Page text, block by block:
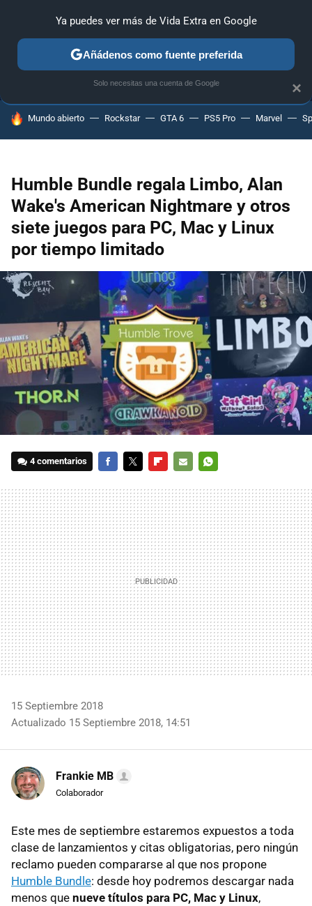
MENÚ NUEVO
GUÍAS Y TRUCOS PC SONY
HOY SE HABLA DE
Mundo abierto Rockstar GTA 6 PS5 Pro Marvel
Humble Bundle regala Limbo, Alan
Wake's American Nightmare y otros
siete juegos para PC, Mac y Linux
por tiempo limitado
4 comentarios
MAIL
15 Septiembre 2018
Actualizado 15 Septiembre 2018, 14:51
Frankie MB
Colaborador
Este mes de septiembre estaremos expuestos a toda
clase de lanzamientos y citas obligatorias, pero ningún
reclamo pueden compararse al que nos propone
Humble Bundle: desde hoy podremos descargar nada
menos que nueve títulos para PC, Mac y Linux,
×
Ya puedes ver más de Vida Extra en Google
Añádenos como fuente preferida
Solo necesitas una cuenta de Google